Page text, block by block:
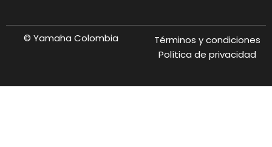
r
a
o
k
t
© Yamaha Colombia
Términos y condiciones
Política de privacidad